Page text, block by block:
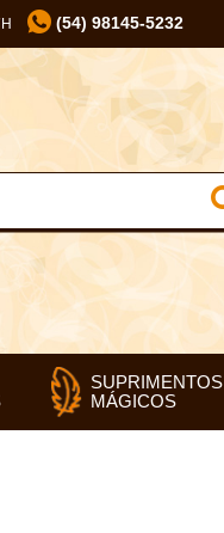
(54) 98145-5232
SUPRIMENTOS
MÁGICOS